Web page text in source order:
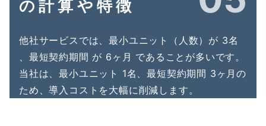
の計算や特徴
他社サービスでは、最小ユニット（人数）が 3名
、最短契約期間 が 6ヶ月 であることが多いです。
当社は、最小ユニット 1名、最短契約期間 3ヶ月の
ため、導入コストを大幅に削減します。